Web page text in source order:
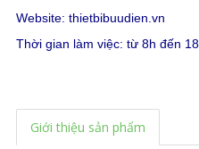
Website: thietbibuudien.vn
Thời gian làm việc: từ 8h đến
Giới thiệu sản phẩm